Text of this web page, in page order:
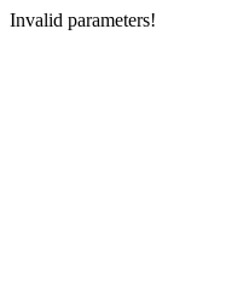
Invalid parameters!